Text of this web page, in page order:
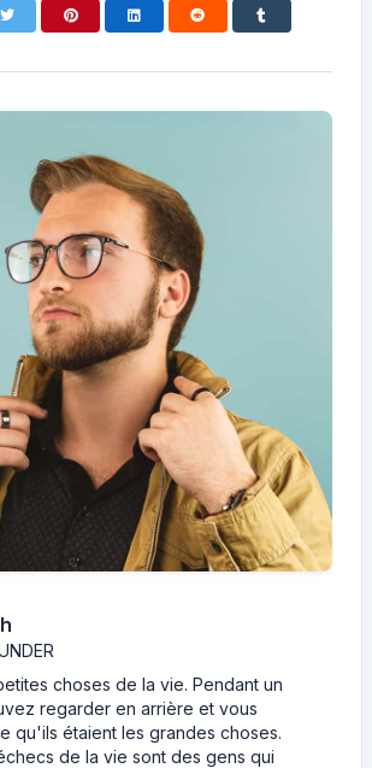
choses de la vie. Pendant un
regarder en arrière et vous
qu'ils étaient les grandes choses.
de la vie sont des gens qui